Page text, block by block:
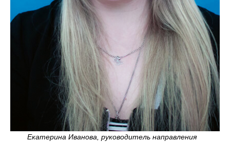
Екатерина Иванова, руководитель направления